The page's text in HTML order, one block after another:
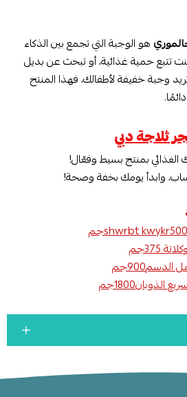
هو الوجبة التي تجمع بين الذكاء
تتبع حمية غذائية، أو تبحث عن بديل
وجبة خفيفة لأطفالك، فهذا المنتج
ثلاجة دبي
الغذائي بمنتج بسيط وفعّال!
وابدأ يومك بخفة وصحة!